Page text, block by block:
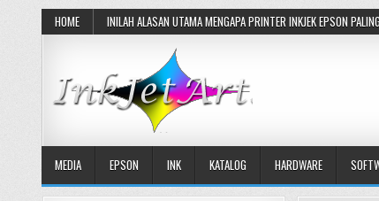
HOME INILAH ALASAN UTAMA MENGAPA PRINTER INKJEK EPSON
MEDIA EPSON INK KATALOG HARDWARE